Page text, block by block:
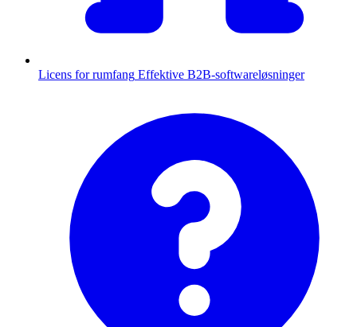
Licens for rumfang Effektive B2B-softwareløsninger